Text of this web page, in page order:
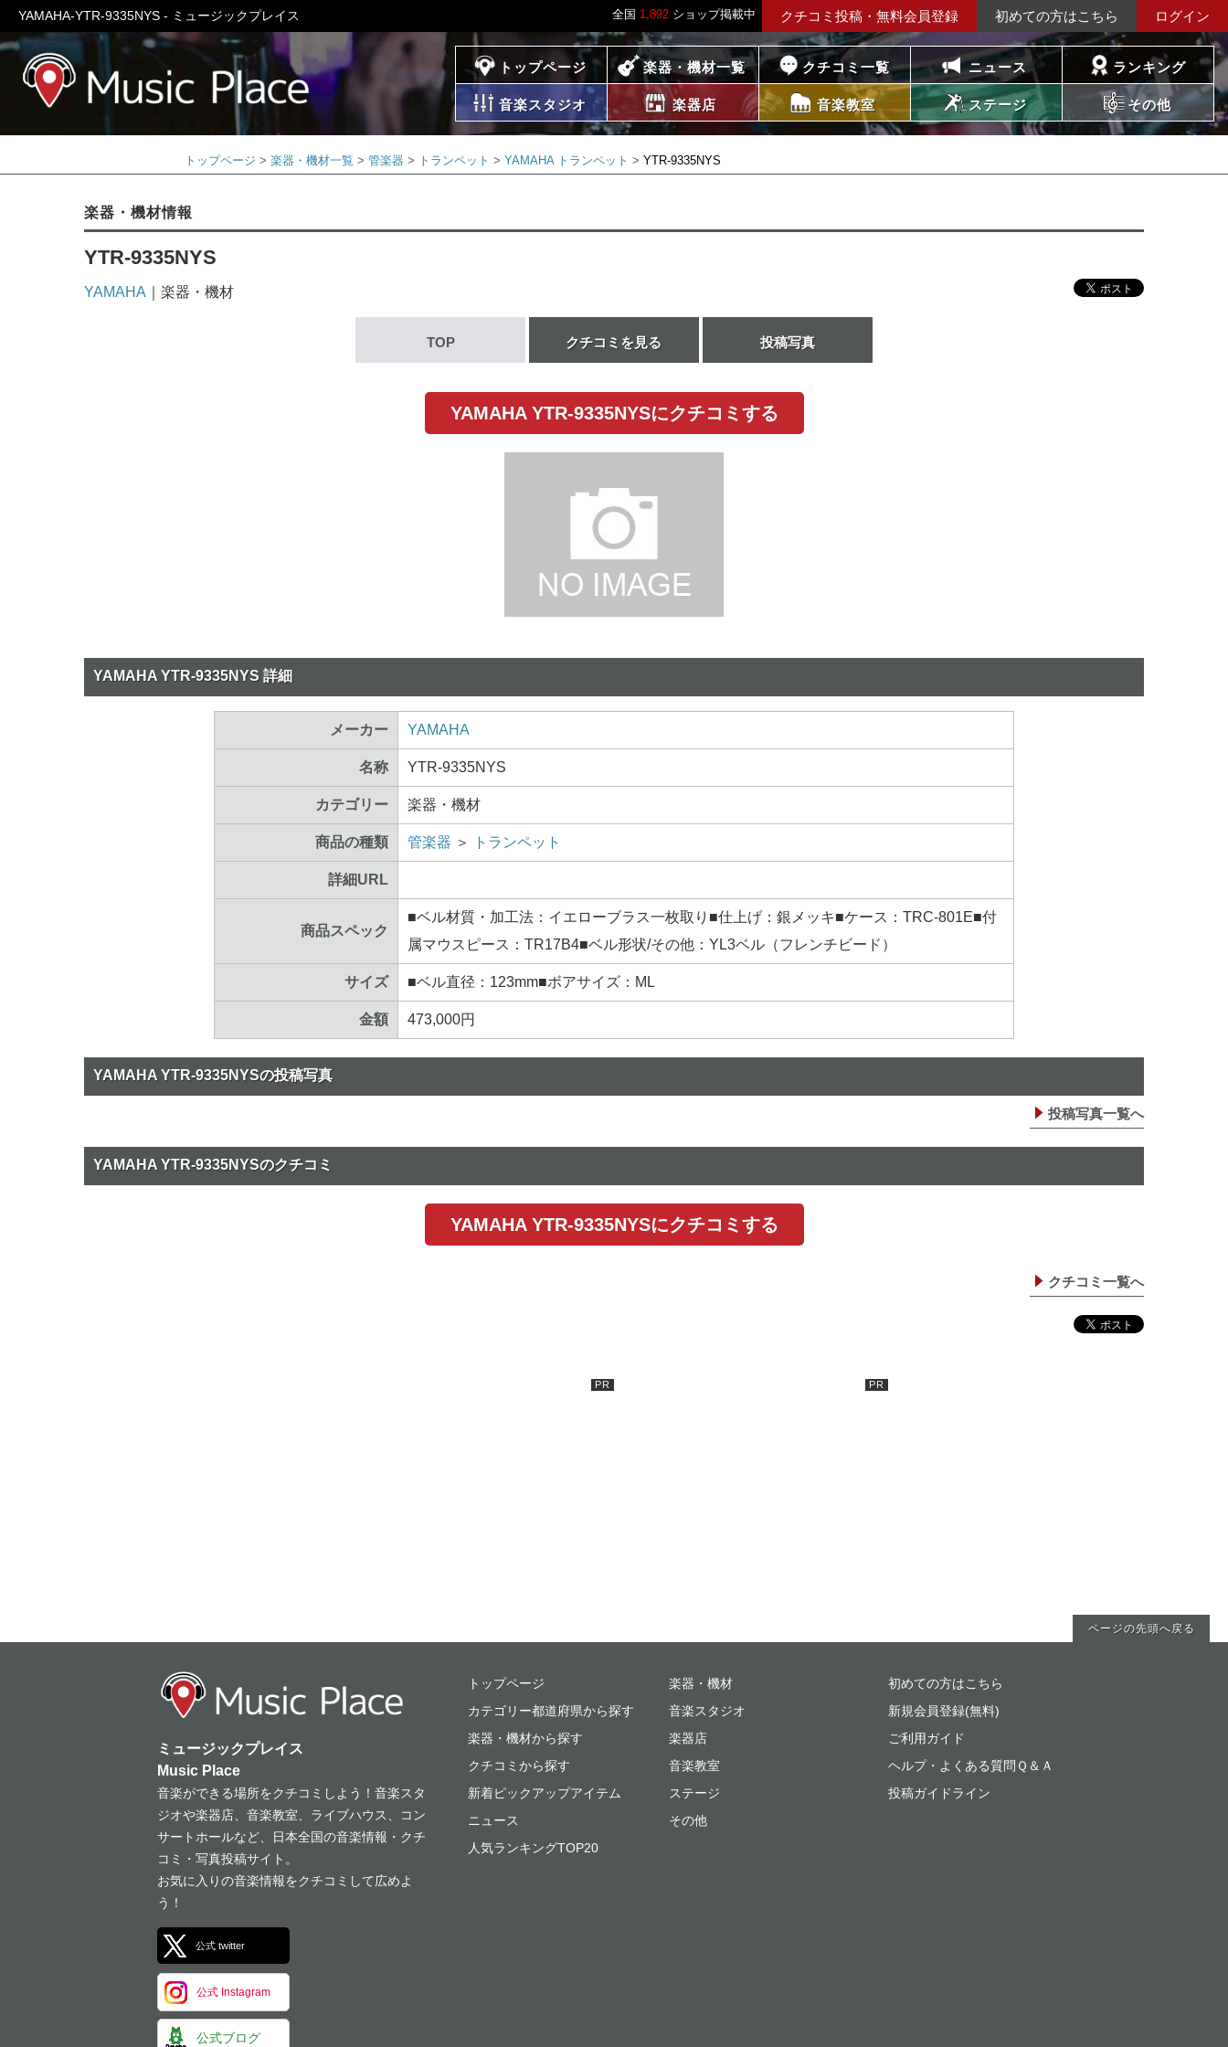
全国 1,892 ショップ掲載中 クチコミ投稿・無料会員登録 初めての方はこちら ログイン
YAMAHA-YTR-9335NYS - ミュージックプレイス
ミュージックプレイス トップページ 楽器・機材一覧 クチコミ一覧 ニュース ランキング
音楽スタジオ 楽器店 音楽教室 ステージ その他
トップページ 楽器・機材一覧 管楽器 トランペット YAMAHA トランペット YTR-9335NYS
楽器・機材情報
YTR-9335NYS
YAMAHA ｜楽器・機材
TOP クチコミを見る 投稿写真
YAMAHA YTR-9335NYSにクチコミする
YAMAHA YTR-9335NYS 詳細
メーカー YAMAHA
名称 YTR-9335NYS
カテゴリー 楽器・機材
商品の種類 管楽器 ＞ トランペット
詳細URL
商品スペック
■ベル材質・加工法：イエローブラス一枚取り■仕上げ：銀メッキ■ケース：TRC-801E■付
属マウスピース：TR17B4■ベル形状/その他：YL3ベル（フレンチビード）
サイズ ■ベル直径：123mm■ボアサイズ：ML
金額 473,000円
YAMAHA YTR-9335NYSの投稿写真
投稿写真一覧へ
YAMAHA YTR-9335NYSのクチコミ
YAMAHA YTR-9335NYSにクチコミする
クチコミ一覧へ
ページの先頭へ戻る
ミュージックプレイス
ミュージックプレイス
Music Place
音楽ができる場所をクチコミしよう！音楽スタ
ジオや楽器店、音楽教室、ライブハウス、コン
サートホールなど、日本全国の音楽情報・クチ
コミ・写真投稿サイト。
お気に入りの音楽情報をクチコミして広めよ
う！
公式 twitter
公式 Instagram
公式ブログ
トップページ
カテゴリー都道府県から探す
楽器・機材から探す
クチコミから探す
新着ピックアップアイテム
ニュース
人気ランキングTOP20
楽器・機材
音楽スタジオ
楽器店
音楽教室
ステージ
その他
初めての方はこちら
新規会員登録(無料)
ご利用ガイド
ヘルプ・よくある質問Ｑ＆Ａ
投稿ガイドライン